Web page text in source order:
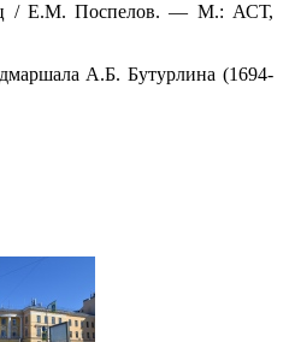
/ Е.М. Поспелов. — М.: АСТ,
А.Б. Бутурлина (1694-